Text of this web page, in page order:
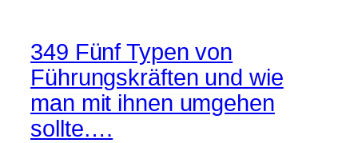
349 Fünf Typen von
Führungskräften und wie
man mit ihnen umgehen
sollte….